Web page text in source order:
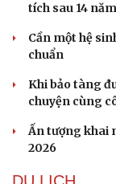
tích sau 14 năm
Cần một hệ
chuẩn
Khi bảo tàng
chuyện cùng
Ấn tượng khai
2026